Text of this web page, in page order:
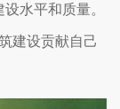
水平和质量。
建设贡献自己